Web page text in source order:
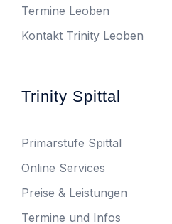
Termine Leoben
Kontakt Trinity Leoben
Trinity Spittal
Primarstufe Spittal
Online Services
Preise & Leistungen
Termine und Infos